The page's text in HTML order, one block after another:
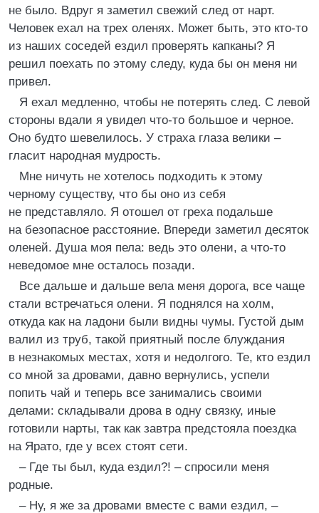
не было. Вдруг я заметил свежий след от нарт.
Человек ехал на трех оленях. Может быть, это кто-то
из наших соседей ездил проверять капканы? Я
решил поехать по этому следу, куда бы он меня ни
привел.
Я ехал медленно, чтобы не потерять след. С левой
стороны вдали я увидел что-то большое и черное.
Оно будто шевелилось. У страха глаза велики –
гласит народная мудрость.
Мне ничуть не хотелось подходить к этому
черному существу, что бы оно из себя
не представляло. Я отошел от греха подальше
на безопасное расстояние. Впереди заметил десяток
оленей. Душа моя пела: ведь это олени, а что-то
неведомое мне осталось позади.
Все дальше и дальше вела меня дорога, все чаще
стали встречаться олени. Я поднялся на холм,
откуда как на ладони были видны чумы. Густой дым
валил из труб, такой приятный после блуждания
в незнакомых местах, хотя и недолгого. Те, кто ездил
со мной за дровами, давно вернулись, успели
попить чай и теперь все занимались своими
делами: складывали дрова в одну связку, иные
готовили нарты, так как завтра предстояла поездка
на Ярато, где у всех стоят сети.
– Где ты был, куда ездил?! – спросили меня
родные.
– Ну, я же за дровами вместе с вами ездил, –